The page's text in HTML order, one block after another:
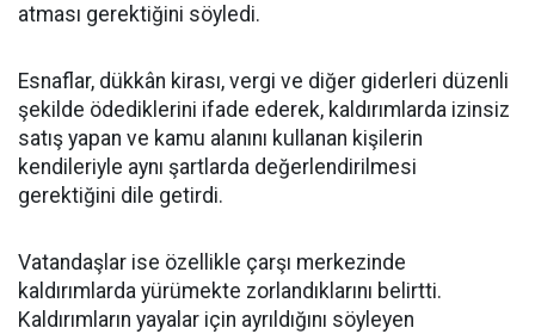
atması gerektiğini söyledi.
Esnaflar, dükkân kirası, vergi ve diğer giderleri düzenli
şekilde ödediklerini ifade ederek, kaldırımlarda izinsiz
satış yapan ve kamu alanını kullanan kişilerin
kendileriyle aynı şartlarda değerlendirilmesi
gerektiğini dile getirdi.
Vatandaşlar ise özellikle çarşı merkezinde
kaldırımlarda yürümekte zorlandıklarını belirtti.
Kaldırımların yayalar için ayrıldığını söyleyen